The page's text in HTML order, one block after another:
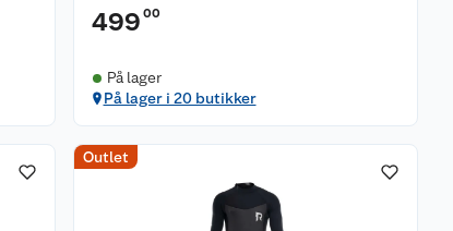
499 00
På lager
På lager i 20 butikker
Outlet